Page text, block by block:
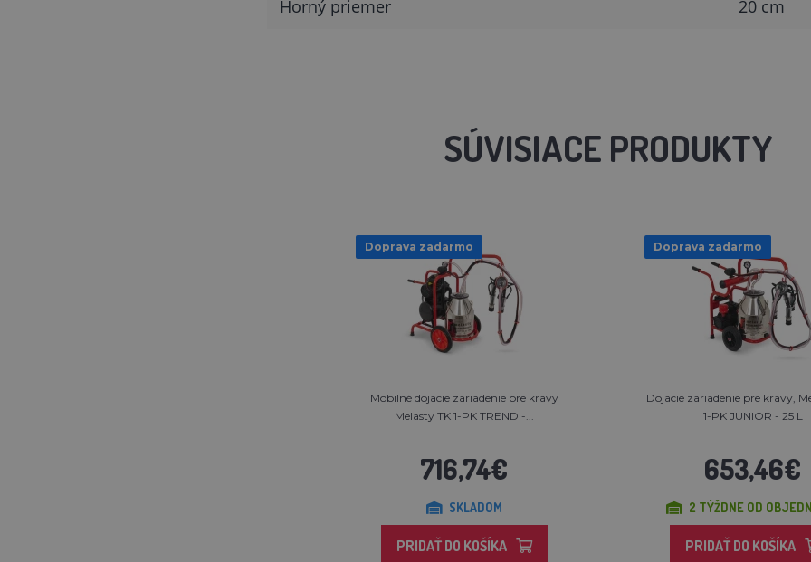
Horný priemer 20 cm
SÚVISIACE PRODUKTY
Doprava zadarmo
Mobilné dojacie zariadenie pre kravy
Melasty TK 1-PK TREND -...
716,74€
SKLADOM
PRIDAŤ DO KOŠÍKA
Doprava zadarmo
Dojacie zariadenie pre kravy,
1-PK JUNIOR - 25 L
653,46€
2 TÝŽDNE OD
PRIDAŤ DO KOŠÍKA